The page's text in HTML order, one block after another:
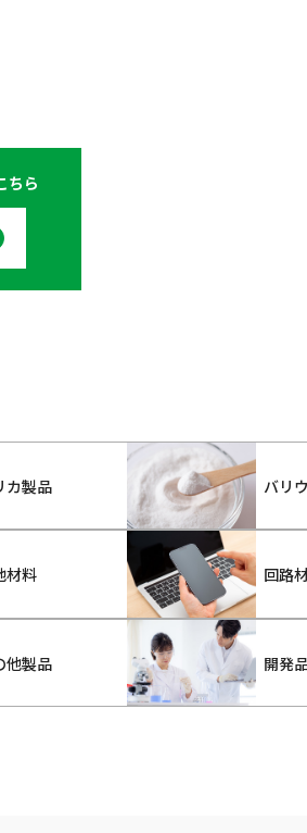
ちら
カ製品 バリ
材料 回路
他製品 開発